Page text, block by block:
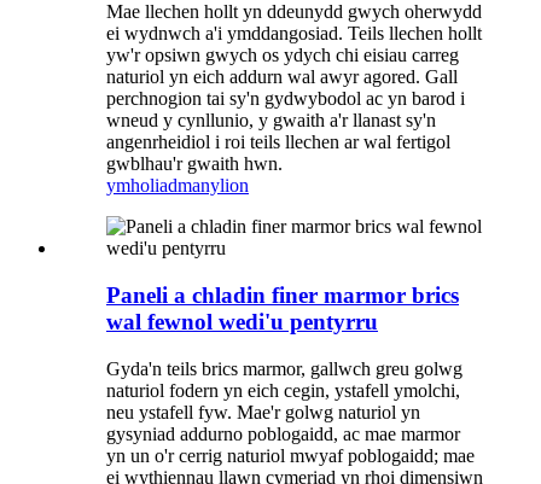
Mae llechen hollt yn ddeunydd gwych oherwydd
ei wydnwch a'i ymddangosiad. Teils llechen hollt
yw'r opsiwn gwych os ydych chi eisiau carreg
naturiol yn eich addurn wal awyr agored. Gall
perchnogion tai sy'n gydwybodol ac yn barod i
wneud y cynllunio, y gwaith a'r llanast sy'n
angenrheidiol i roi teils llechen ar wal fertigol
gwblhau'r gwaith hwn.
ymholiadmanylion
Paneli a chladin finer marmor brics
wal fewnol wedi'u pentyrru
Gyda'n teils brics marmor, gallwch greu golwg
naturiol fodern yn eich cegin, ystafell ymolchi,
neu ystafell fyw. Mae'r golwg naturiol yn
gysyniad addurno poblogaidd, ac mae marmor
yn un o'r cerrig naturiol mwyaf poblogaidd; mae
ei wythiennau llawn cymeriad yn rhoi dimensiwn